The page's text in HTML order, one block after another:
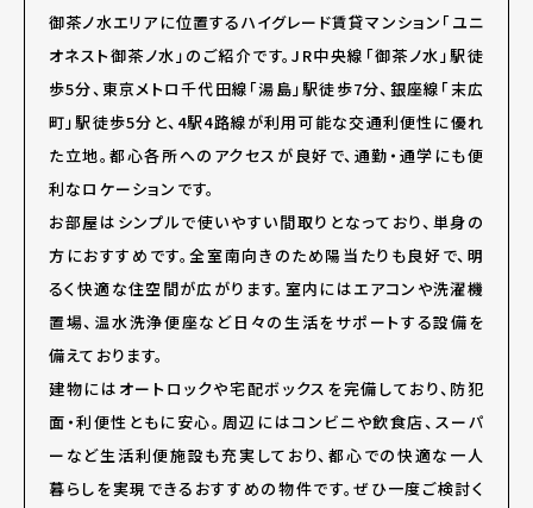
御茶ノ水エリアに位置するハイグレード賃貸マンション「ユニ
オネスト御茶ノ水」のご紹介です。JR中央線「御茶ノ水」駅徒
歩5分、東京メトロ千代田線「湯島」駅徒歩7分、銀座線「末広
町」駅徒歩5分と、4駅4路線が利用可能な交通利便性に優れ
た立地。都心各所へのアクセスが良好で、通勤・通学にも便
利なロケーションです。
お部屋はシンプルで使いやすい間取りとなっており、単身の
方におすすめです。全室南向きのため陽当たりも良好で、明
るく快適な住空間が広がります。室内にはエアコンや洗濯機
置場、温水洗浄便座など日々の生活をサポートする設備を
備えております。
建物にはオートロックや宅配ボックスを完備しており、防犯
面・利便性ともに安心。周辺にはコンビニや飲食店、スーパ
ーなど生活利便施設も充実しており、都心での快適な一人
暮らしを実現できるおすすめの物件です。ぜひ一度ご検討く